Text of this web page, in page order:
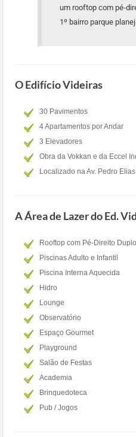
um rooftop com pé-
1º bairro parque
O Edifício Videiras
30 Pavimentos
4 Apartamentos por Andar
3 Elevadores
Obra da Vokkan e da Eccel
Localizado na Av. Pedro
A Área de Lazer do Ed.
Rooftop com Pé-Direito Duplo
Piscinas Adulto e Infantil
Piscina Interna Aquecida
Hidro
Lounge
Observatório
Espaço Gourmet
Playground
Salão de Festas
Academia
Brinquedoteca
Pub / Jogos